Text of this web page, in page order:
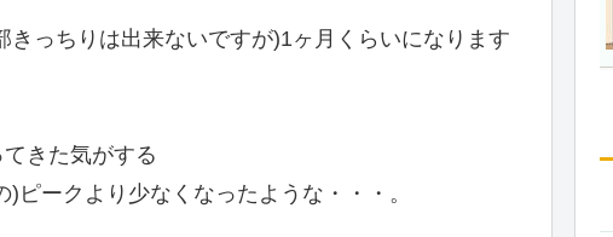
っちりは出来ないですが)1ヶ月くらいになります
きた気がする
ピークより少なくなったような・・・。